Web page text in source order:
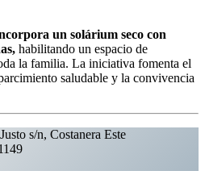
un solárium seco con
habilitando un espacio de
la familia. La iniciativa fomenta el
saludable y la convivencia
s/n, Costanera Este